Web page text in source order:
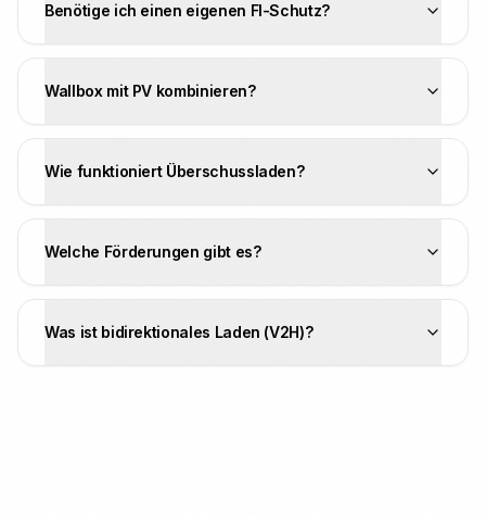
Benötige ich einen eigenen FI-Schutz?
Wallbox mit PV kombinieren?
Wie funktioniert Überschussladen?
Welche Förderungen gibt es?
Was ist bidirektionales Laden (V2H)?